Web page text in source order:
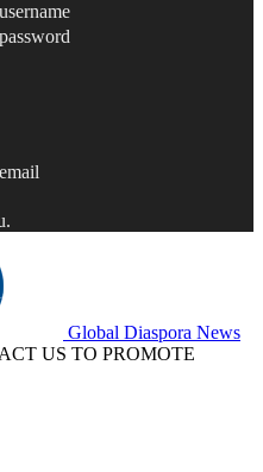
Global Diaspora News
US TO PROMOTE